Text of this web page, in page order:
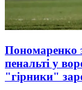
Пономаренко
пенальті у
"гірники"